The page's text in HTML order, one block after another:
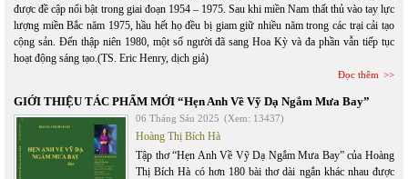
được đề cập nổi bật trong giai đoạn 1954 – 1975. Sau khi miền Nam thất thủ vào tay lực
lượng miền Bắc năm 1975, hầu hết họ đều bị giam giữ nhiều năm trong các trại cải tạo
cộng sản. Đến thập niên 1980, một số người đã sang Hoa Kỳ và đa phần vẫn tiếp tục
hoạt động sáng tạo.(TS. Eric Henry, dịch giả)
Đọc thêm
GIỚI THIỆU TÁC PHẨM MỚI “Hẹn Anh Về Vỹ Dạ Ngắm Mưa Bay”
06 Tháng Sáu 2025 (Xem: 13437)
Hoàng Thị Bích Hà
Tập thơ “Hẹn Anh Về Vỹ Dạ Ngắm Mưa Bay” của Hoàng
Thị Bích Hà có hơn 180 bài thơ dài ngắn khác nhau được